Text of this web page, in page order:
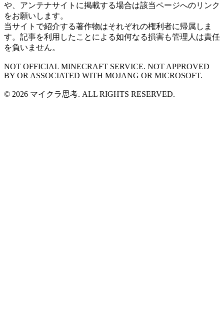
や、アンテナサイトに掲載する場合は該当ページへのリンク
をお願いします。
当サイトで紹介する著作物はそれぞれの権利者に帰属しま
す。記事を利用したことによる如何なる損害も管理人は責任
を負いません。
NOT OFFICIAL MINECRAFT SERVICE. NOT APPROVED
BY OR ASSOCIATED WITH MOJANG OR MICROSOFT.
© 2026 マイクラ思考. ALL RIGHTS RESERVED.